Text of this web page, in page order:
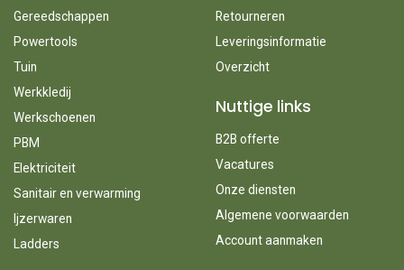
Gereedschappen
Powertools
Tuin
Werkkledij
Werkschoenen
PBM
Elektriciteit
Sanitair en verwarming
Ijzerwaren
Ladders
Retourneren
Leveringsinformatie
Overzicht
Nuttige links
B2B offerte
Vacatures
Onze diensten
Algemene voorwaarden
Account aanmaken